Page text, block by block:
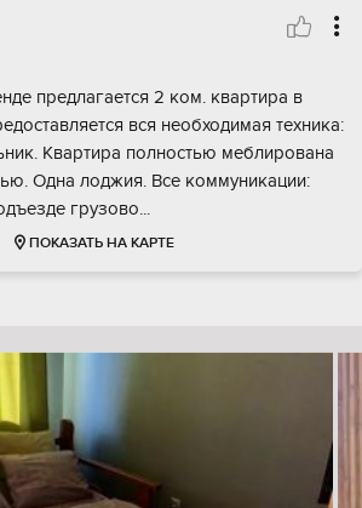
предлагается 2 ком. квартира в
вся необходимая техника:
Квартира полностью меблирована
Одна лоджия. Все коммуникации:
грузово...
ПОКАЗАТЬ НА КАРТЕ